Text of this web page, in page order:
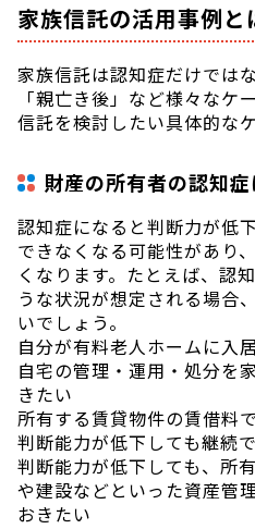
家族信託の活用事例と
家族信託は認知症だけでは
「親亡き後」など様々なケ
信託を検討したい具体的な
財産の所有者の認知症
認知症になると判断力が低
できなくなる可能性があり
くなります。たとえば、認
うな状況が想定される場合
いでしょう。
自分が有料老人ホームに入
自宅の管理・運用・処分を
きたい
所有する賃貸物件の賃借料
判断能力が低下しても継続
判断能力が低下しても、所
や建設などといった資産管
おきたい